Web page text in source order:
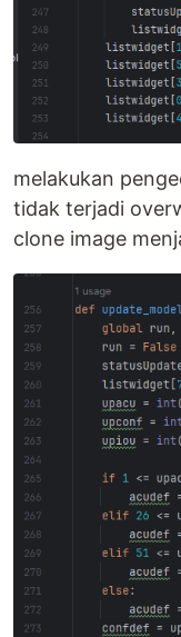
melakukan
tidak terjadi
clone image